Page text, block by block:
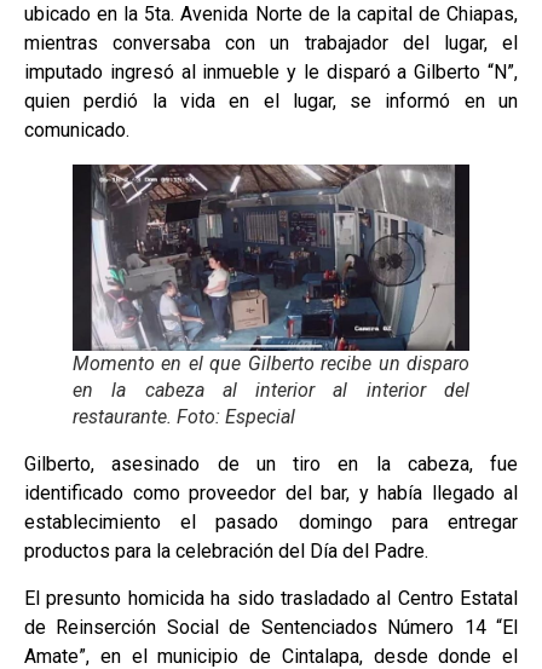
ubicado en la 5ta. Avenida Norte de la capital de Chiapas,
mientras conversaba con un trabajador del lugar, el
imputado ingresó al inmueble y le disparó a Gilberto “N”,
quien perdió la vida en el lugar, se informó en un
comunicado.
Momento en el que Gilberto recibe un disparo
en la cabeza al interior al interior del
restaurante. Foto: Especial
Gilberto, asesinado de un tiro en la cabeza, fue
identificado como proveedor del bar, y había llegado al
establecimiento el pasado domingo para entregar
productos para la celebración del Día del Padre.
El presunto homicida ha sido trasladado al Centro Estatal
de Reinserción Social de Sentenciados Número 14 “El
Amate”, en el municipio de Cintalapa, desde donde el